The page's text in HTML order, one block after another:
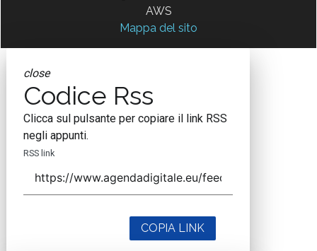
AWS
Mappa del sito
close
Codice Rss
Clicca sul pulsante per copiare il link RSS
negli appunti.
RSS link
COPIA LINK